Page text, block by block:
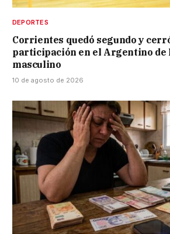
DEPORTES
Corrientes quedó segundo y
participación en el Argentino
masculino
10 de agosto de 2026